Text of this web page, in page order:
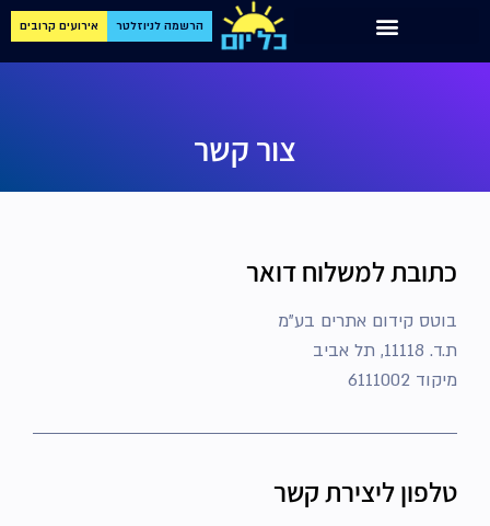
הרשמה לניוזלטר אירועים קרובים
צור קשר
כתובת למשלוח דואר
בוטס קידום אתרים בע"מ
ת.ד. 11118, תל אביב
מיקוד 6111002
טלפון ליצירת קשר